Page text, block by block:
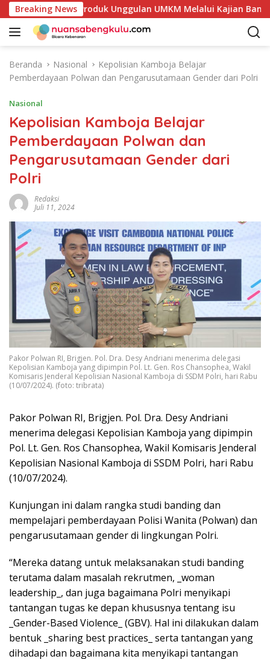
a
Breaking News
Potensi Produk Unggulan UMKM Melalui Kajian Bank
Beranda Nasional
Kepolisian Kamboja Belajar
Pemberdayaan Polwan dan Pengarusutamaan Gender dari Polri
Nasional
Kepolisian Kamboja Belajar
Pemberdayaan Polwan dan
Pengarusutamaan Gender dari
Polri
Redaksi
Juli 11, 2024
Pakor Polwan RI, Brigjen. Pol. Dra. Desy Andriani menerima delegasi
Kepolisian Kamboja yang dipimpin Pol. Lt. Gen. Ros Chansophea, Wakil
Komisaris Jenderal Kepolisian Nasional Kamboja di SSDM Polri, hari Rabu
(10/07/2024). (foto: tribrata)
Pakor Polwan RI, Brigjen. Pol. Dra. Desy Andriani
menerima delegasi Kepolisian Kamboja yang dipimpin
Pol. Lt. Gen. Ros Chansophea, Wakil Komisaris Jenderal
Kepolisian Nasional Kamboja di SSDM Polri, hari Rabu
(10/07/2024).
Kunjungan ini dalam rangka studi banding dan
mempelajari pemberdayaan Polisi Wanita (Polwan) dan
pengarusutamaan gender di lingkungan Polri.
“Mereka datang untuk melaksanakan studi banding
terutama dalam masalah rekrutmen, _woman
leadership_, dan juga bagaimana Polri menyikapi
tantangan tugas ke depan khususnya tentang isu
_Gender-Based Violence_ (GBV). Hal ini dilakukan dalam
bentuk _sharing best practices_ serta tantangan yang
dihadapi dan bagaimana kita menyikapi tantangan